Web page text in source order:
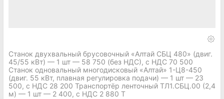
Станок двухвальный брусовочный «Алтай СБЦ 480» (двиг.
45/55 кВт) — 1 шт — 58 750 (без НДС), с НДС 70 500
Станок одновальный многодисковый «Алтай» 1-Ц8-450
(двиг. 55 кВт, плавная регулировка подачи) — 1 шт — 23
500, с НДС 28 200 Транспортёр ленточный ТЛ1.СБЦ.00 (2,4
м) — 1 шт — 2 400, с НДС 2 880 Т